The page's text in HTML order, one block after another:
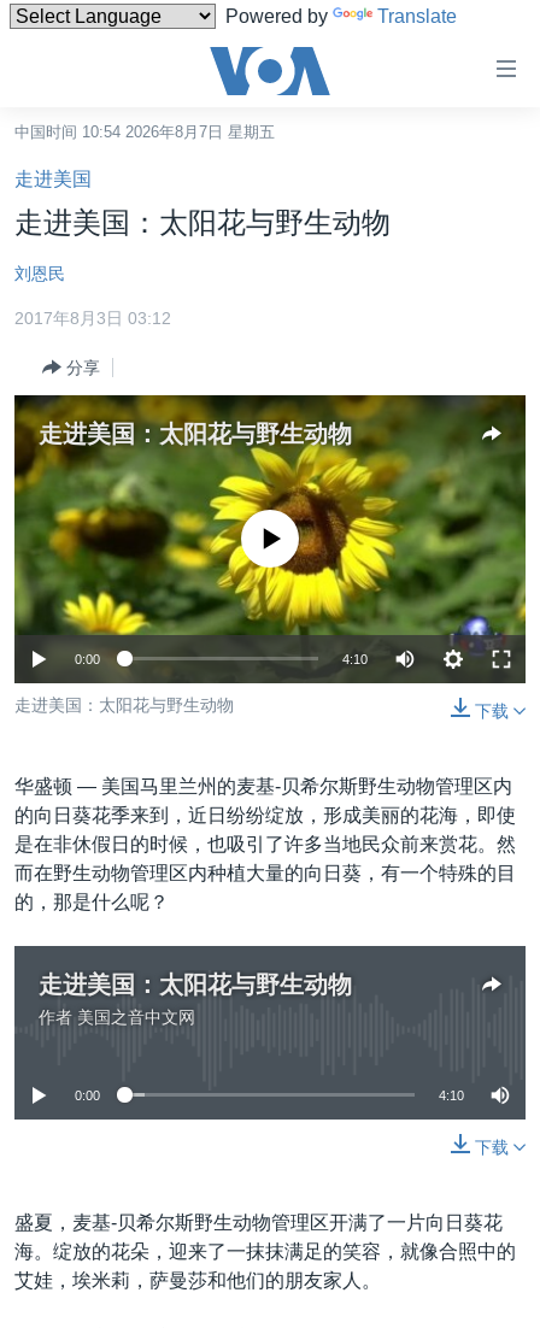
Powered by Translate
碍
链
跳
转
内
转
导
航
跳
检
索
台湾
港澳
国际
最新国际新闻
印太
中东
欧洲
非洲
美洲
分类新闻
经济·金融·贸易
人权·法律·宗教
科教·文娱·体健
军事
劳工
美中关系
热点专题
白宫要闻
国会报道
美中关系
重要讲话与声明
台海两岸关系
南中国海争端
关注新疆
GEN Z 看美国
VOA视频
VOA今日焦点
中文广播
关注我们
其他语言网站
中国时间 10:54 2026年8月7日 星期五
走进美国
走进美国：太阳花与野生动物
刘恩民
2017年8月3日 03:12
分享
走进美国：太阳花与野生动物
没有媒体可用资源
0:00 4:10
下载
走进美国：太阳花与野生动物
华盛顿 — 美国马里兰州的麦基-贝希尔斯野生动物管理区内
的向日葵花季来到，近日纷纷绽放，形成美丽的花海，即使
是在非休假日的时候，也吸引了许多当地民众前来赏花。然
而在野生动物管理区内种植大量的向日葵，有一个特殊的目
的，那是什么呢？
走进美国：太阳花与野生动物
作者 美国之音中文网
0:00 4:10
下载
盛夏，麦基-贝希尔斯野生动物管理区开满了一片向日葵花
海。绽放的花朵，迎来了一抹抹满足的笑容，就像合照中的
艾娃，埃米莉，萨曼莎和他们的朋友家人。